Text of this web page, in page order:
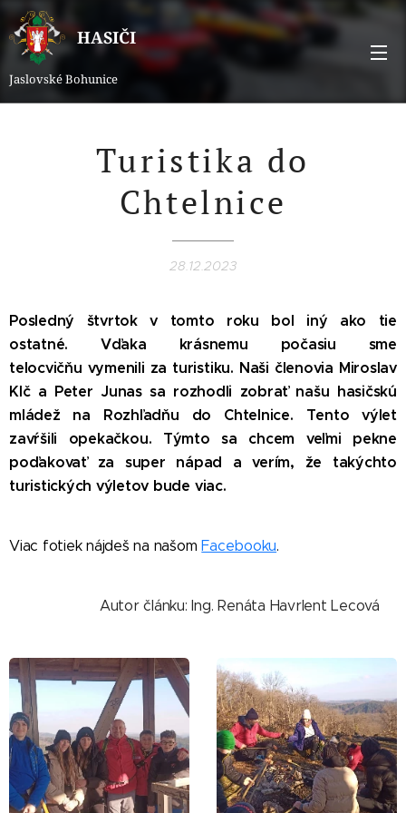
HASIČI
Jaslovské Bohunice
Turistika do
Chtelnice
28.12.2023
Posledný štvrtok v tomto roku bol iný ako tie
ostatné. Vďaka krásnemu počasiu sme
telocvičňu vymenili za turistiku. Naši členovia Miroslav
Klč a Peter Junas sa rozhodli zobrať našu hasičskú
mládež na Rozhľadňu do Chtelnice. Tento výlet
zavŕšili opekačkou. Týmto sa chcem veľmi pekne
poďakovať za super nápad a verím, že takýchto
turistických výletov bude viac.
Viac fotiek nájdeš na našomFacebooku.
Autor článku: Ing. Renáta Havrlent Lecová